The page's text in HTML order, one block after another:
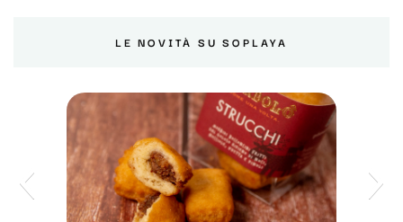
LE NOVITÀ SU SOPLAYA